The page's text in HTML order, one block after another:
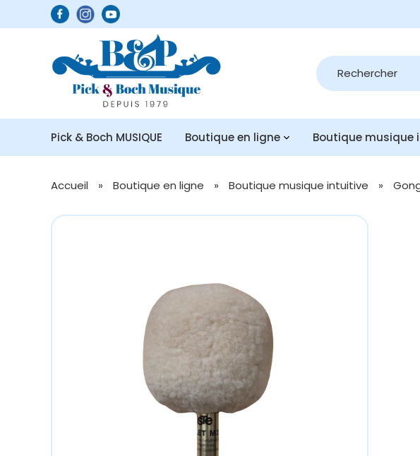
Recherche
de
produits
Pick & Boch MUSIQUE Boutique en ligne Boutique musique
Accueil » Boutique en ligne » Boutique musique intuitive »